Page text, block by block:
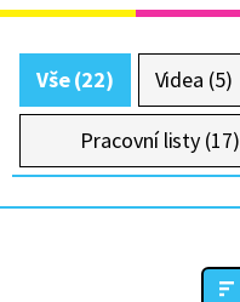
Vše (22) Videa (5)
Pracovní listy (17)